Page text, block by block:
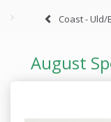
Coast - Uld/
August